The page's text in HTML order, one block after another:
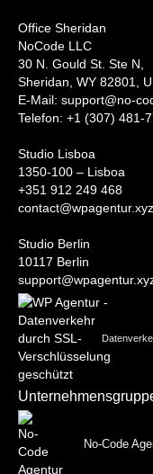
Office Sheridan
NoCode LLC
30 N. Gould St. Ste N,
Sheridan, WY 82801,
‍E-Mail: support@no-
Telefon: +1 (307) 481-
Studio Lisboa
1350-100 – Lisboa
+351 912 249 468
contact@wpagentur.xyz
Studio Berlin
10117 Berlin
No-Code